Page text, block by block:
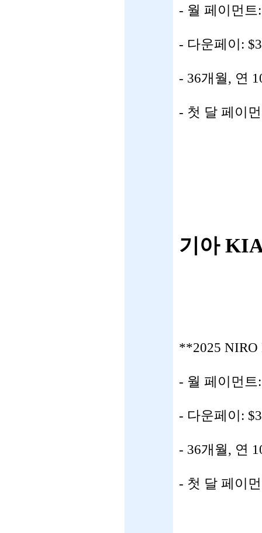
- 월 페이먼트
- 다운페이:
- 36개월, 연
- 첫 달 페이
기아
**2025
- 월 페이먼트
- 다운페이:
- 36개월, 연
- 첫 달 페이